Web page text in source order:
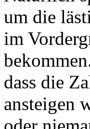
um die
im
dass die
ansteigen